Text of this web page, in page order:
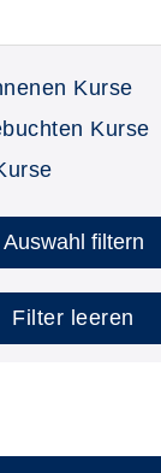
Kurse
Kurse
Auswahl filtern
Filter leeren